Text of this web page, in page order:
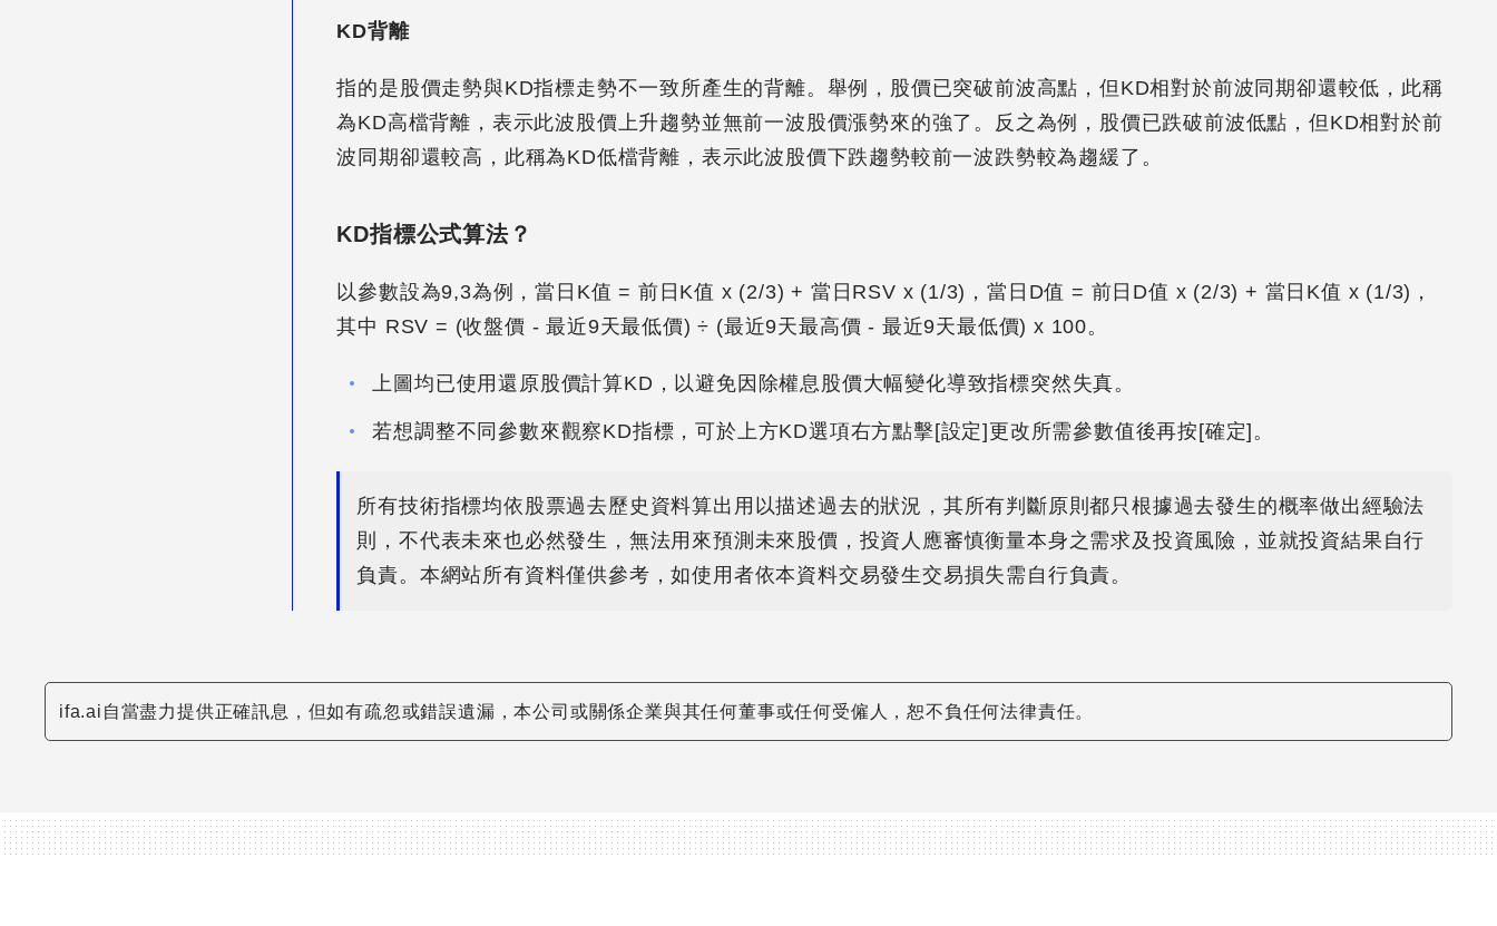
KD背離
指的是股價走勢與KD指標走勢不一致所產生的背離。舉例，股價已突破前波高點，但KD相對於前波同期卻還較低，此稱
為KD高檔背離，表示此波股價上升趨勢並無前一波股價漲勢來的強了。反之為例，股價已跌破前波低點，但KD相對於前
波同期卻還較高，此稱為KD低檔背離，表示此波股價下跌趨勢較前一波跌勢較為趨緩了。
KD指標公式算法？
以參數設為9,3為例，當日K值 = 前日K值 x (2/3) + 當日RSV x (1/3)，當日D值 = 前日D值 x (2/3) + 當日K值 x (1/3)，
其中 RSV = (收盤價 - 最近9天最低價) ÷ (最近9天最高價 - 最近9天最低價) x 100。
上圖均已使用還原股價計算KD，以避免因除權息股價大幅變化導致指標突然失真。
若想調整不同參數來觀察KD指標，可於上方KD選項右方點擊[設定]更改所需參數值後再按[確定]。
所有技術指標均依股票過去歷史資料算出用以描述過去的狀況，其所有判斷原則都只根據過去發生的概率做出經驗法
則，不代表未來也必然發生，無法用來預測未來股價，投資人應審慎衡量本身之需求及投資風險，並就投資結果自行
負責。本網站所有資料僅供參考，如使用者依本資料交易發生交易損失需自行負責。
ifa.ai自當盡力提供正確訊息，但如有疏忽或錯誤遺漏，本公司或關係企業與其任何董事或任何受僱人，恕不負任何法律責任。